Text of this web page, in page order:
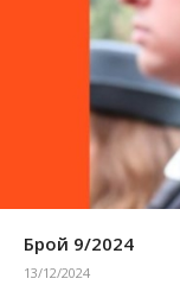
Брой 9/2024
13/12/2024